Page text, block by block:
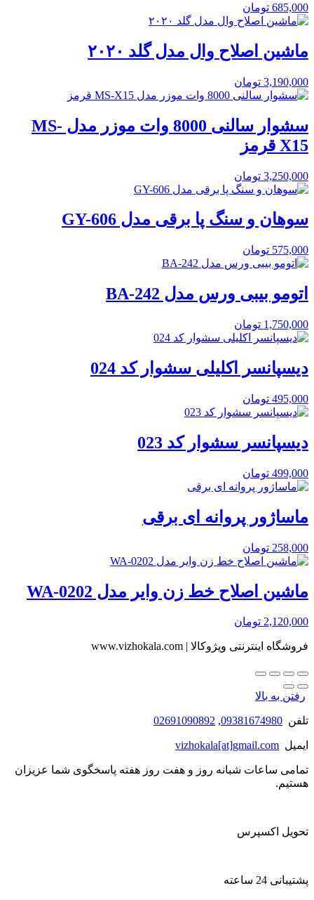
685,000 تومان
ماشین اصلاح وال مدل گلد ۲۰۲۰
3,190,000 تومان
سشوار سالنی 8000 وات موزر مدل MS-
X15 قرمز
3,250,000 تومان
سوهان و سنگ پا برقی مدل GY-606
575,000 تومان
اتومو بیبی ورس مدل BA-242
1,750,000 تومان
دیسپانسر اکلیلی سشوار کد 024
495,000 تومان
دیسپانسر سشوار کد 023
499,000 تومان
ماساژور پروانه ای برقی
258,000 تومان
ماشین اصلاح خط زن وایر مدل WA-0202
2,120,000 تومان
فروشگاه اینترنتی ویژوکالا | www.vizhokala.com
رفتن به بالا
تلفن 09381674980
,
02691090892
ایمیل vizhokala[at]gmail.com
تمامی ساعات شبانه روز و هفت روز هفته پاسخگوی شما عزیزان
هستیم.
تحویل اکسپرس
پشتیبانی 24 ساعته